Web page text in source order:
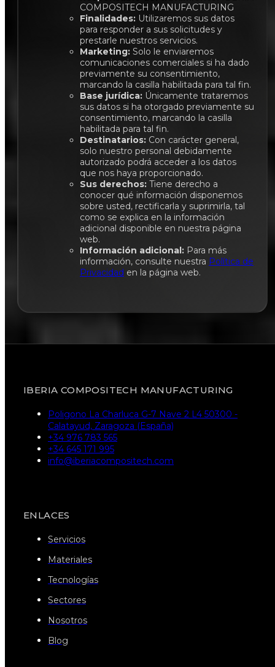
COMPOSITECH MANUFACTURING
Finalidades: Utilizaremos sus datos
para responder a sus solicitudes y
prestarle nuestros servicios.
Marketing: Solo le enviaremos
comunicaciones comerciales si ha dado
previamente su consentimiento,
marcando la casilla habilitada para tal fin.
Base jurídica: Únicamente trataremos
sus datos si ha otorgado previamente su
consentimiento, marcando la casilla
habilitada para tal fin.
Destinatarios: Con carácter general,
solo nuestro personal debidamente
autorizado podrá acceder a los datos
que nos haya proporcionado.
Sus derechos: Tiene derecho a
conocer qué información disponemos
sobre usted, rectificarla y suprimirla, tal
como se explica en la información
adicional disponible en nuestra página
web.
Información adicional: Para más
información, consulte nuestra Política de
Privacidad en la página web.
IBERIA COMPOSITECH MANUFACTURING
Poligono La Charluca G-7 Nave 2 L4 50300 -
Calatayud, Zaragoza (España)
+34 976 783 565
+34 645 171 995
info@iberiacompositech.com
ENLACES
Servicios
Materiales
Tecnologías
Sectores
Nosotros
Blog